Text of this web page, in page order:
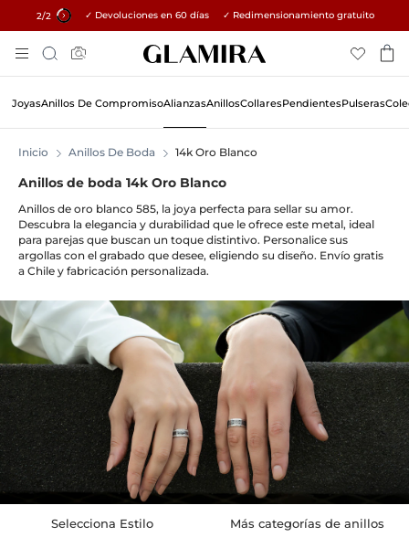
1/2 15% en todos los pedidos →
✓ Devoluciones en 60 días ✓ Redimensionamiento gratuito
To
Content
Búsqueda
JoyasAnillos De CompromisoAlianzasAnillosCollaresPendientesPulseras
Inicio Anillos De Boda 14k Oro Blanco
Anillos de boda 14k Oro Blanco
Anillos de oro blanco 585, la joya perfecta para sellar su amor.
Descubra la elegancia y durabilidad que le ofrece este metal, ideal
para parejas que buscan un toque distintivo. Personalice sus
argollas con el grabado que desee, eligiendo su diseño. Envío gratis
a Chile y fabricación personalizada.
Selecciona Estilo Más categorías de anillos